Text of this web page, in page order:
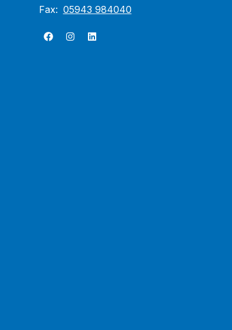
Fax: 05943 984040